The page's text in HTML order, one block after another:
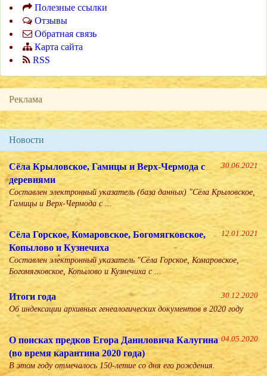
Полезные ссылки
Отзывы
Обратная связь
Карта сайта
RSS
Реклама
Новости
30.06.2021
Сёла Крыловское, Гамицы и Верх-Чермода с
деревнями
Составлен электронный указатель (база данных) "Сёла Крыловское,
Гамицы и Верх-Чермода с ...
12.01.2021
Сёла Горское, Комаровское, Богомягковское,
Копылово и Кузнечиха
Составлен электронный указатель "Сёла Горское, Комаровское,
Богомягковское, Копылово и Кузнечиха с ...
30.12.2020
Итоги года
Об индексации архивных генеалогических документов в 2020 году
04.05.2020
О поисках предков Егора Даниловича Калугина
(во время карантина 2020 года)
В этом году отмечалось 150-летие со дня его рождения.